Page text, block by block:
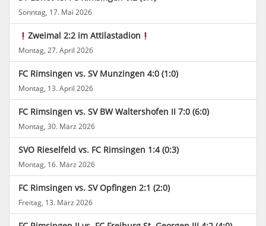
Sonntag, 17. Mai 2026
Zweimal 2:2 im Attilastadion
Montag, 27. April 2026
FC Rimsingen vs. SV Munzingen 4:0 (1:0)
Montag, 13. April 2026
FC Rimsingen vs. SV BW Waltershofen II 7:0 (6:0)
Montag, 30. März 2026
SVO Rieselfeld vs. FC Rimsingen 1:4 (0:3)
Montag, 16. März 2026
FC Rimsingen vs. SV Opfingen 2:1 (2:0)
Freitag, 13. März 2026